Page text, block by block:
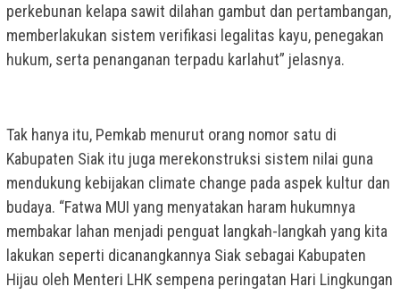
perkebunan kelapa sawit dilahan gambut dan pertambangan,
memberlakukan sistem verifikasi legalitas kayu, penegakan
hukum, serta penanganan terpadu karlahut” jelasnya.
Tak hanya itu, Pemkab menurut orang nomor satu di
Kabupaten Siak itu juga merekonstruksi sistem nilai guna
mendukung kebijakan climate change pada aspek kultur dan
budaya. “Fatwa MUI yang menyatakan haram hukumnya
membakar lahan menjadi penguat langkah-langkah yang kita
lakukan seperti dicanangkannya Siak sebagai Kabupaten
Hijau oleh Menteri LHK sempena peringatan Hari Lingkungan